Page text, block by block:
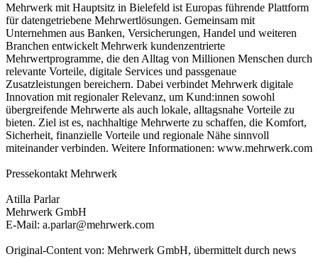
Mehrwerk mit Hauptsitz in Bielefeld ist Europas führende Plattform
für datengetriebene Mehrwertlösungen. Gemeinsam mit
Unternehmen aus Banken, Versicherungen, Handel und weiteren
Branchen entwickelt Mehrwerk kundenzentrierte
Mehrwertprogramme, die den Alltag von Millionen Menschen durch
relevante Vorteile, digitale Services und passgenaue
Zusatzleistungen bereichern. Dabei verbindet Mehrwerk digitale
Innovation mit regionaler Relevanz, um Kund:innen sowohl
übergreifende Mehrwerte als auch lokale, alltagsnahe Vorteile zu
bieten. Ziel ist es, nachhaltige Mehrwerte zu schaffen, die Komfort,
Sicherheit, finanzielle Vorteile und regionale Nähe sinnvoll
miteinander verbinden. Weitere Informationen: www.mehrwerk.com
Pressekontakt Mehrwerk
Atilla Parlar
Mehrwerk GmbH
E-Mail: a.parlar@mehrwerk.com
Original-Content von: Mehrwerk GmbH, übermittelt durch news